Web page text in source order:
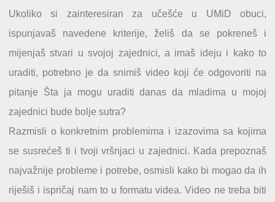
Ukoliko si zainteresiran za učešće u UMiD obuci,
ispunjavaš navedene kriterije, želiš da se pokreneš i
mijenjaš stvari u svojoj zajednici, a imaš ideju i kako to
uraditi, potrebno je da snimiš video koji će odgovoriti na
pitanje Šta ja mogu uraditi danas da mladima u mojoj
zajednici bude bolje sutra?
Razmisli o konkretnim problemima i izazovima sa kojima
se susrećeš ti i tvoji vršnjaci u zajednici. Kada prepoznaš
najvažnije probleme i potrebe, osmisli kako bi mogao da ih
riješiš i ispričaj nam to u formatu videa. Video ne treba biti